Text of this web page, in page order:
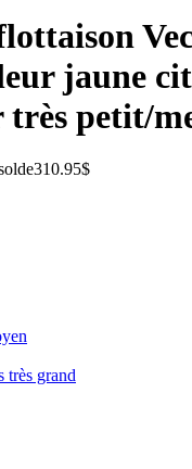
jaune
très petit/
310.95$
très grand